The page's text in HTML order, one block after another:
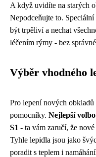
A když uvidíte na starých
Nepodceňujte to.
být trpěliví a nechat
léčením rýmy - bez
Výběr vhodného
Pro lepení nových obkladů
pomocníky. Nejlepší
S1 - ta vám zaručí, že
Tyhle lepidla jsou jako
poradit s teplem i